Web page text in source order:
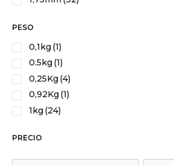
PESO
0,1kg (1)
0.5kg (1)
0,25Kg (4)
0,92Kg (1)
1kg (24)
PRECIO